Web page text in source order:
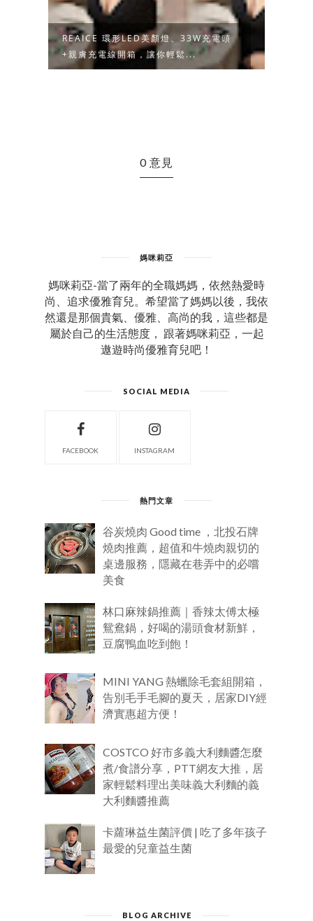
REAICE 環形LED美顏燈、33W充電頭
+親膚充電線開箱，讓你輕鬆...
0 意見
媽咪莉亞
媽咪莉亞-當了兩年的全職媽媽，依然熱愛時
尚、追求優雅育兒。希望當了媽媽以後，我依
然還是那個貴氣、優雅、高尚的我，這些都是
屬於自己的生活態度， 跟著媽咪莉亞，一起
遨遊時尚優雅育兒吧！
SOCIAL MEDIA
FACEBOOK INSTAGRAM
熱門文章
谷炭燒肉 Good time ，北投石牌
燒肉推薦，超值和牛燒肉親切的
桌邊服務，隱藏在巷弄中的必嚐
美食
林口麻辣鍋推薦｜香辣太傅太極
鴛鴦鍋，好喝的湯頭食材新鮮，
豆腐鴨血吃到飽！
MINI YANG 熱蠟除毛套組開箱，
告別毛手毛腳的夏天，居家DIY經
濟實惠超方便！
COSTCO 好市多義大利麵醬怎麼
煮/食譜分享，PTT網友大推，居
家輕鬆料理出美味義大利麵的義
大利麵醬推薦
卡蘿琳益生菌評價 | 吃了多年孩子
最愛的兒童益生菌
BLOG ARCHIVE